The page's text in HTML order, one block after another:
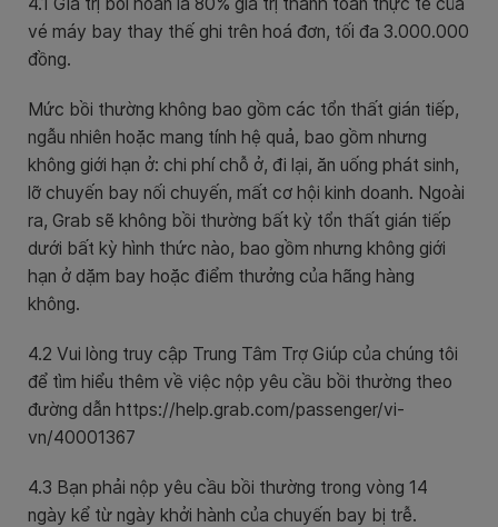
vé máy bay thay thế ghi trên hoá đơn, tối đa 3.000.000
đồng.
Mức bồi thường không bao gồm các tổn thất gián tiếp,
ngẫu nhiên hoặc mang tính hệ quả, bao gồm nhưng
không giới hạn ở: chi phí chỗ ở, đi lại, ăn uống phát sinh,
lỡ chuyến bay nối chuyến, mất cơ hội kinh doanh. Ngoài
ra, Grab sẽ không bồi thường bất kỳ tổn thất gián tiếp
dưới bất kỳ hình thức nào, bao gồm nhưng không giới
hạn ở dặm bay hoặc điểm thưởng của hãng hàng
không.
4.2 Vui lòng truy cập Trung Tâm Trợ Giúp của chúng tôi
để tìm hiểu thêm về việc nộp yêu cầu bồi thường theo
đường dẫn https://help.grab.com/passenger/vi-
vn/40001367
4.3 Bạn phải nộp yêu cầu bồi thường trong vòng 14
ngày kể từ ngày khởi hành của chuyến bay bị trễ.